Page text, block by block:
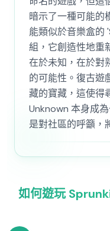
暗示了一種可能的
能類似於音樂盒的
組，它創造性地重
在於未知，在於對
的可能性。復古遊
藏的寶藏，這使得
Unknown 本身成
是對社區的呼籲，
如何遊玩